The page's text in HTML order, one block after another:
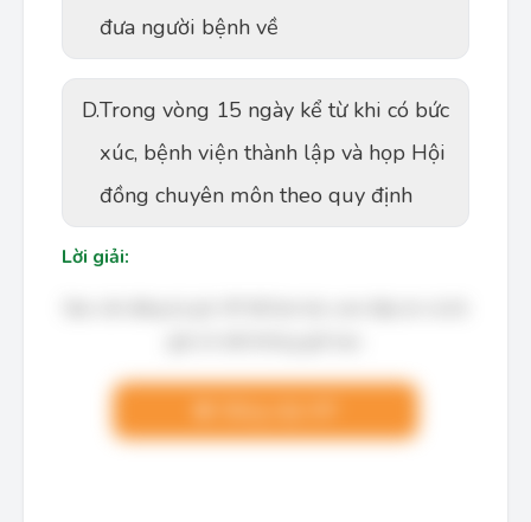
đưa người bệnh về
D.Trong vòng 15 ngày kể từ khi có bức
xúc, bệnh viện thành lập và họp Hội
đồng chuyên môn theo quy định
Lời giải: